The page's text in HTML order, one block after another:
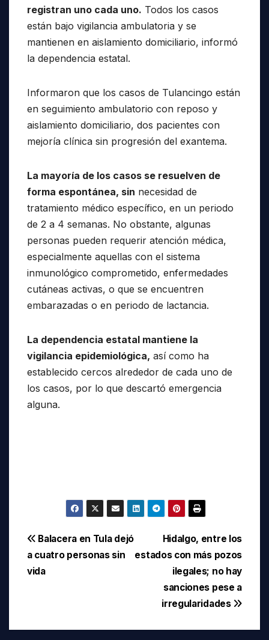
registran uno cada uno. Todos los casos
están bajo vigilancia ambulatoria y se
mantienen en aislamiento domiciliario, informó
la dependencia estatal.
Informaron que los casos de Tulancingo están
en seguimiento ambulatorio con reposo y
aislamiento domiciliario, dos pacientes con
mejoría clínica sin progresión del exantema.
La mayoría de los casos se resuelven de
forma espontánea, sin necesidad de
tratamiento médico específico, en un periodo
de 2 a 4 semanas. No obstante, algunas
personas pueden requerir atención médica,
especialmente aquellas con el sistema
inmunológico comprometido, enfermedades
cutáneas activas, o que se encuentren
embarazadas o en periodo de lactancia.
La dependencia estatal mantiene la
vigilancia epidemiológica, así como ha
establecido cercos alrededor de cada uno de
los casos, por lo que descartó emergencia
alguna.
Navegación
de
Hidalgo, entre los
estados con más pozos
ilegales; no hay
sanciones pese a
irregularidades
Balacera en Tula dejó
a cuatro personas sin
vida